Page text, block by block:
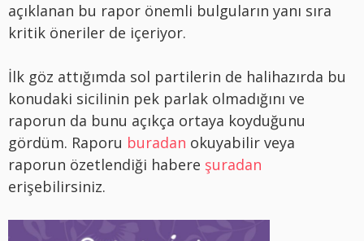
açıklanan bu rapor önemli bulguların yanı sıra
kritik öneriler de içeriyor.
İlk göz attığımda sol partilerin de halihazırda bu
konudaki sicilinin pek parlak olmadığını ve
raporun da bunu açıkça ortaya koyduğunu
gördüm. Raporu buradan okuyabilir veya
raporun özetlendiği habere şuradan
erişebilirsiniz.